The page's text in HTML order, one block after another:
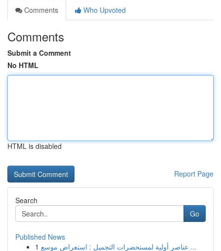
Comments
Who Upvoted
Comments
Submit a Comment
No HTML
HTML is disabled
Report Page
Search
Go
Published News
1
عناصر أولية لمستحضرات التجميل : استعراض موسع ...